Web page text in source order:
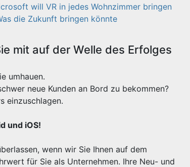
will VR in jedes Wohnzimmer bringen
die Zukunft bringen könnte
mit auf der Welle des Erfolges
umhauen.
neue Kunden an Bord zu bekommen?
einzuschlagen.
und iOS!
wenn wir Sie Ihnen auf dem
für Sie als Unternehmen. Ihre Neu- und